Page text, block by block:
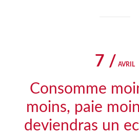
7 / AVRIL
Consomme
moins, paie
deviendras un